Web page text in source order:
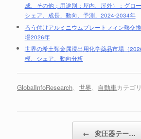
成、その他；用途別：屋内、屋外）：グロ
シェア、成長、動向、予測、2024-2034年
ろう付けアルミニウムプレートフィン熱交
場2026年
世界の希土類金属浸出用化学薬品市場（
模、シェア、動向分析
GlobalInfoResearch、 世界、 自動車カテゴ
← 変圧器テー…